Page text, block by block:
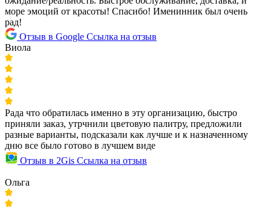
море эмоций от красоты! Спасибо! Именинник был очень
рад!
Отзыв в Google Ссылка на отзыв
Виола
Рада что обратилась именно в эту организацию, быстро
приняли заказ, утрчнили цветовую палитру, предложили
разные варианты, подсказали как лучше и к назначенному
дню все было готово в лучшем виде
Отзыв в 2Gis Ссылка на отзыв
Ольга